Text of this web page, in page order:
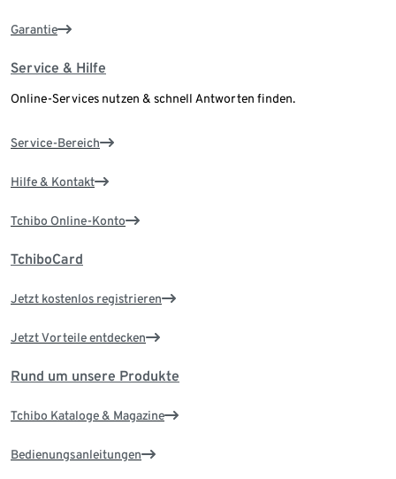
Garantie
Service & Hilfe
Online-Services nutzen & schnell Antworten finden.
Service-Bereich
Hilfe & Kontakt
Tchibo Online-Konto
TchiboCard
Jetzt kostenlos registrieren
Jetzt Vorteile entdecken
Rund um unsere Produkte
Tchibo Kataloge & Magazine
Bedienungsanleitungen